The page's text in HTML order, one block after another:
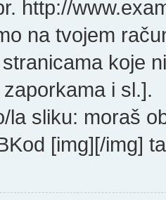
http://
na tvojem
koje
i sl.].
la sliku: moraš
[img][/img]